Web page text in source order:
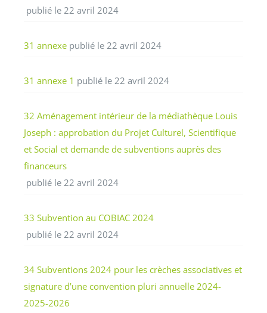
publié le 22 avril 2024
31 annexe publié le 22 avril 2024
31 annexe 1 publié le 22 avril 2024
32 Aménagement intérieur de la médiathèque Louis
Joseph : approbation du Projet Culturel, Scientifique
et Social et demande de subventions auprès des
financeurs
publié le 22 avril 2024
33 Subvention au COBIAC 2024
publié le 22 avril 2024
34 Subventions 2024 pour les crèches associatives et
signature d’une convention pluri annuelle 2024-
2025-2026